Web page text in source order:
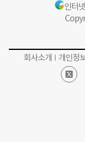
인터
회사소개 개인정